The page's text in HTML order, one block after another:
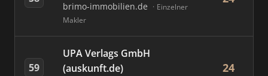
brimo-immobilien.de
Einzelner
Makler
59
UPA Verlags GmbH
(auskunft.de)
24